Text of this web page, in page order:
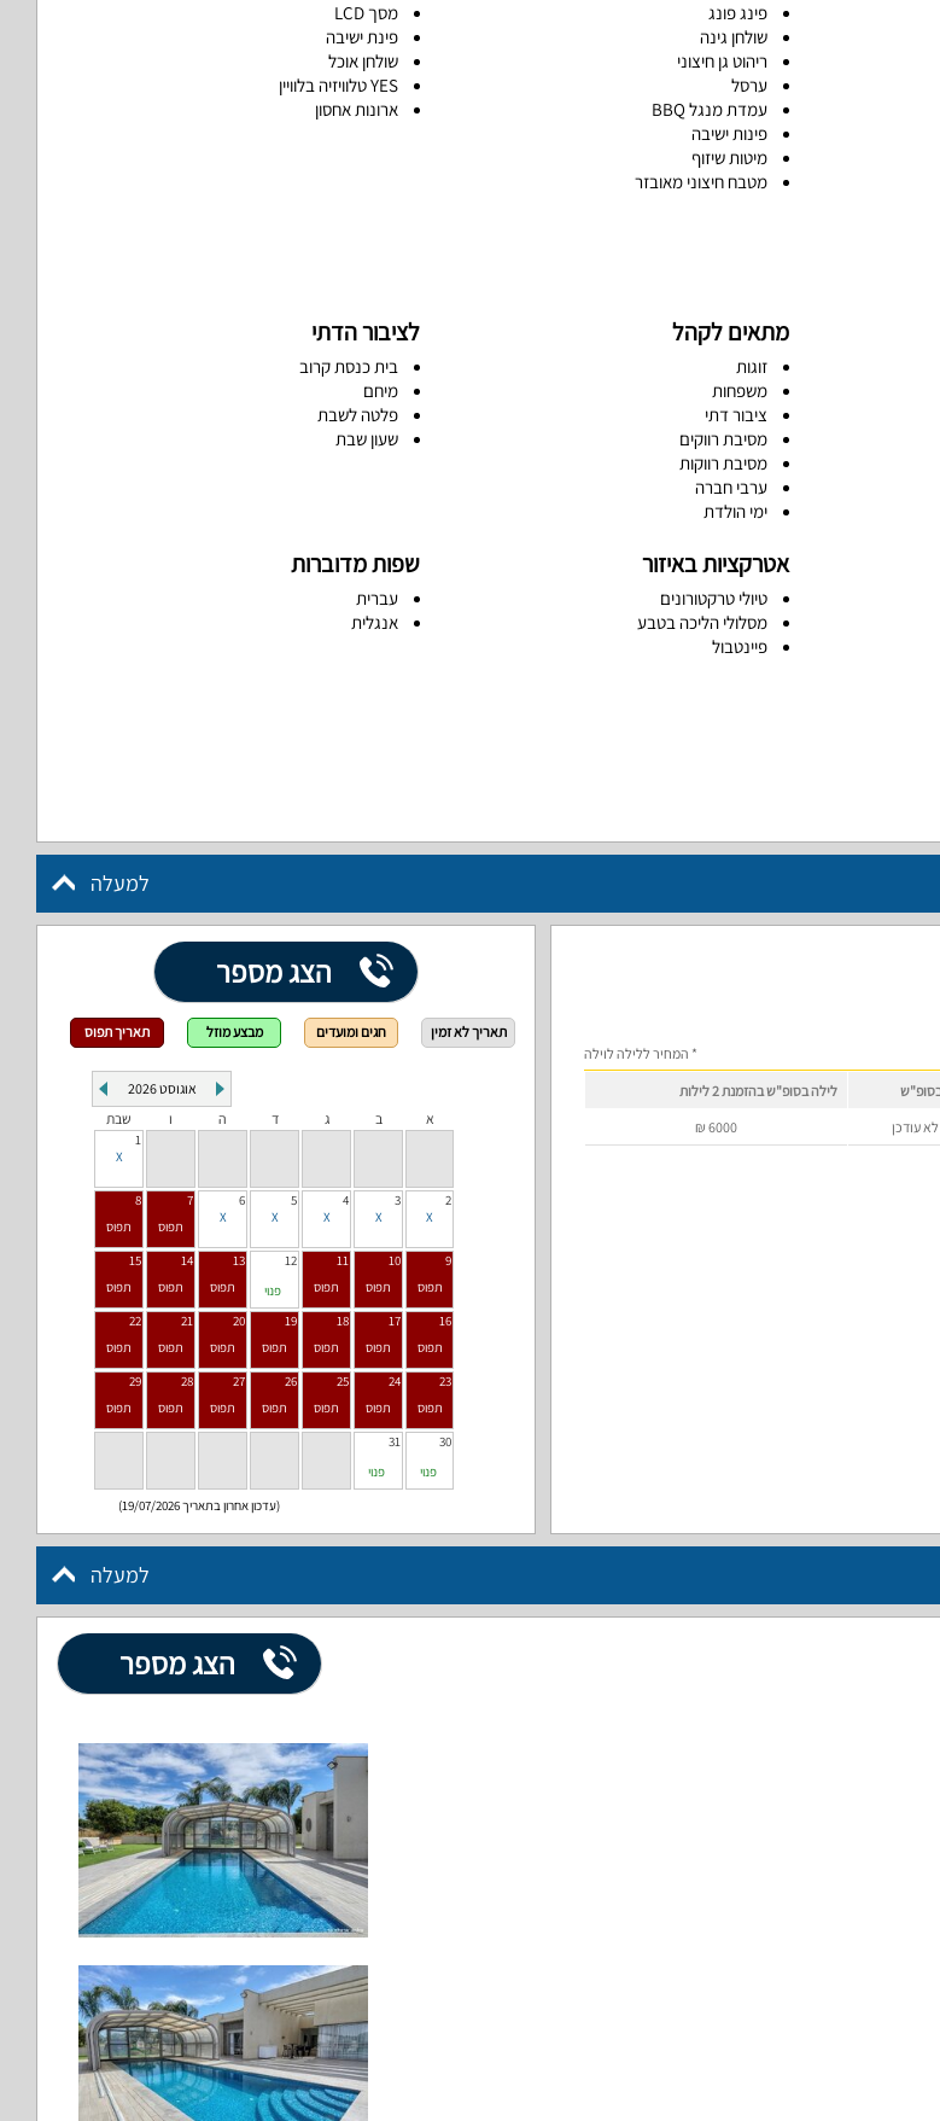
פינג פונג
שולחן גינה
ריהוט גן חיצוני
ערסל
עמדת מנגל BBQ
פינות ישיבה
מיטות שיזוף
מטבח חיצוני מאובזר
מסך LCD
פינת ישיבה
שולחן אוכל
YES טלוויזיה בלוויין
ארונות אחסון
מתאים לקהל
זוגות
משפחות
ציבור דתי
מסיבת רווקים
מסיבת רווקות
ערבי חברה
ימי הולדת
לציבור הדתי
בית כנסת קרוב
מיחם
פלטה לשבת
שעון שבת
אטרקציות באיזור
טיולי טרקטורונים
מסלולי הליכה בטבע
פיינטבול
שפות מדוברות
עברית
אנגלית
למעלה
* המחיר ללילה לוילה
לילה בסופ"ש בהזמנת 2 לילות
לא עודכן 6000
₪
הצג מספר
תאריך לא זמין חגים ומועדים מבצע מוזל תאריך תפוס
אוגוסט2026
א
ב ג ד ה ו שבת
1
2
3
4
5
6
7
8
9
10
11
12
פנוי
13
14
15
16
17
18
19
20
21
22
23
24
25
26
27
28
29
30
פנוי
31
פנוי
(עדכון אחרון בתאריך 19/07/2026)
למעלה
הצג מספר